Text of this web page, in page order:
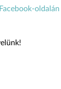
oldalán